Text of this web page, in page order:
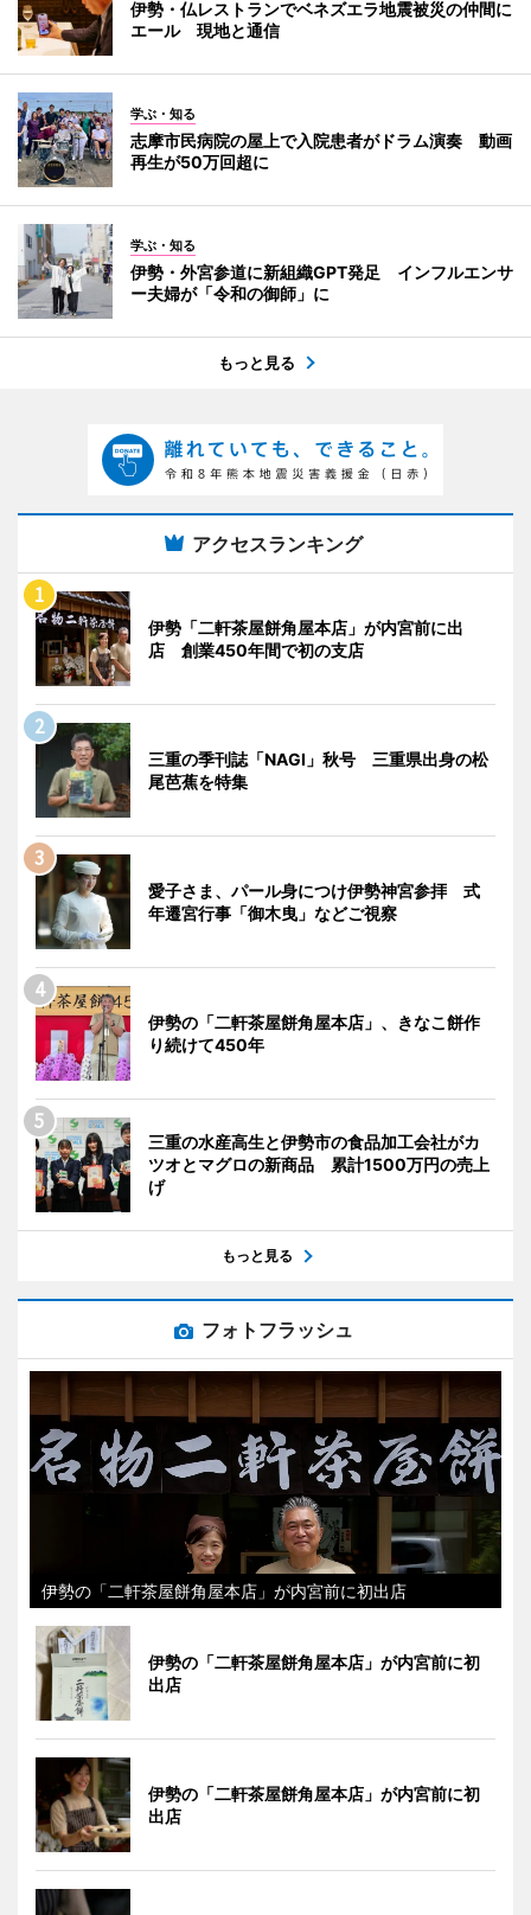
伊勢・仏レストランでベネズエラ地震被災の仲間に
エール 現地と通信
学ぶ・知る
志摩市民病院の屋上で入院患者がドラム演奏 動画
再生が50万回超に
学ぶ・知る
伊勢・外宮参道に新組織GPT発足 インフルエンサ
ー夫婦が「令和の御師」に
もっと見る
アクセスランキング
伊勢「二軒茶屋餅角屋本店」が内宮前に出
店 創業450年間で初の支店
三重の季刊誌「NAGI」秋号 三重県出身の松
尾芭蕉を特集
愛子さま、パール身につけ伊勢神宮参拝 式
年遷宮行事「御木曳」などご視察
伊勢の「二軒茶屋餅角屋本店」、きなこ餅作
り続けて450年
三重の水産高生と伊勢市の食品加工会社がカ
ツオとマグロの新商品 累計1500万円の売上
げ
もっと見る
フォトフラッシュ
伊勢の「二軒茶屋餅角屋本店」が内宮前に初出店
伊勢の「二軒茶屋餅角屋本店」が内宮前に初
出店
伊勢の「二軒茶屋餅角屋本店」が内宮前に初
出店